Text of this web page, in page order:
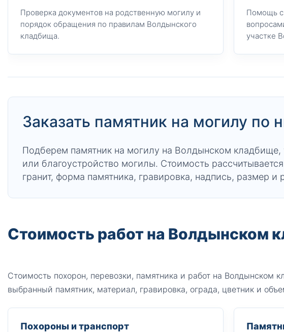
Проверка документов на родственную могилу и
порядок обращения по правилам Волдынского
кладбища.
Помощь с
участке
Заказать памятник на могилу по
Подберем памятник на могилу на Волдынском кладбище,
или благоустройство могилы. Стоимость
гранит, форма памятника, гравировка, надпись, размер и
Стоимость работ на Волдынском
Стоимость похорон, перевозки, памятника и работ на Волдынском
выбранный памятник, материал, гравировка, ограда, цветник и
Похороны и транспорт